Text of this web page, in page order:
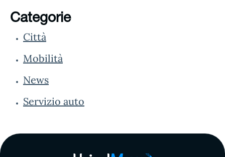
Categorie
Città
Mobilità
News
Servizio auto